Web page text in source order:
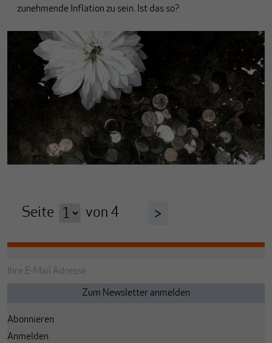
zunehmende Inflation zu sein. Ist das so?
Seite von 4 >
Abonnieren
Anmelden